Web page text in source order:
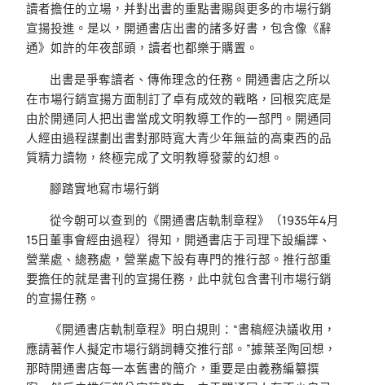
讀者擔任的立場，并對出書的重點書賜與更多的市場行銷
宣揚投進。是以，開通書店出書的諸多好書，包含像《辭
通》如許的年夜部頭，讀者也都樂于購置。
出書是爭奪讀者、傳佈理念的任務。開通書店之所以
在市場行銷宣揚方面制訂了卓有成效的戰略，回根究底是
由於開通同人把出書當成文明教導工作的一部門。開通同
人經由過程謀劃出書對那時寬大青少年無益的高東西的品
質精力讀物，終極完成了文明教導發蒙的幻想。
腳踏實地寫市場行銷
從今朝可以查到的《開通書店軌制章程》（1935年4月
15日董事會經由過程）得知，開通書店于司理下設編譯、
營業處、總務處，營業處下設有專門的推行部。推行部重
要擔任的就是書刊的宣揚任務，此中就包含書刊市場行銷
的宣揚任務。
《開通書店軌制章程》明白規則：“書稿經決議收用，
應請著作人擬定市場行銷詞轉交推行部。”據葉圣陶回想，
那時開通書店每一本舊書的簡介，重要是由義務編纂撰